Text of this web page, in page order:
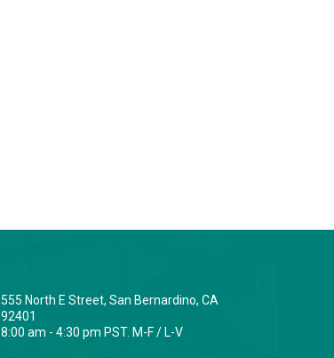
555 North E Street, San Bernardino, CA
92401
8:00 am - 4:30 pm PST. M-F / L-V